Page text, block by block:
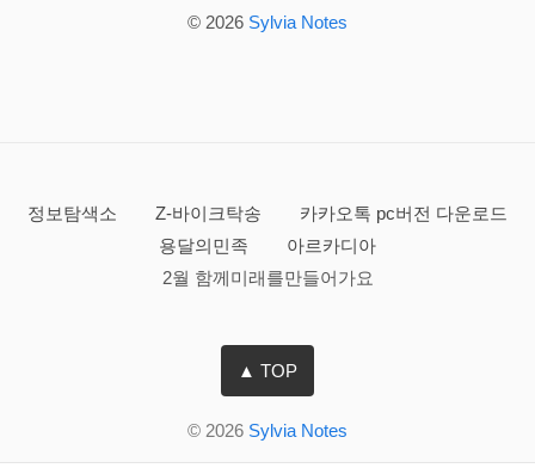
© 2026 Sylvia Notes
정보탐색소 Z-바이크탁송
카카오톡 pc버전 다운로드
용달의민족
아르카디아
2월 함께미래를만들어가요
▲ TOP
© 2026 Sylvia Notes